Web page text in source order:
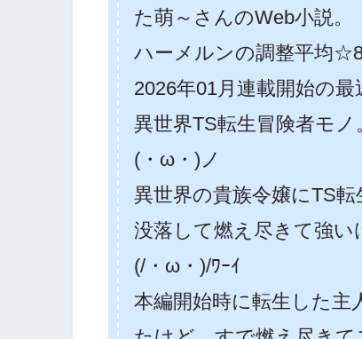
た萌～さんのWeb小説。
ハーメルンの調整平均
2026年01月連載開始の最
異世界TS転生冒険者モノ
(・ω・)ノ
異世界の貴族令嬢にTS
没落して燃え尽きて強い
(/・ω・)/ﾜｰｲ
本編開始時に転生した主